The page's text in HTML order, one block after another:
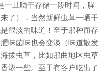
一旦晒干存储一段时间，腥
了），当然新鲜虫草一晒干
很淡的味道！至于那种而存
味菌味也会变淡（味道散发
拔虫草，比如那曲地区虫草
浓一些。至于有客户吃出了